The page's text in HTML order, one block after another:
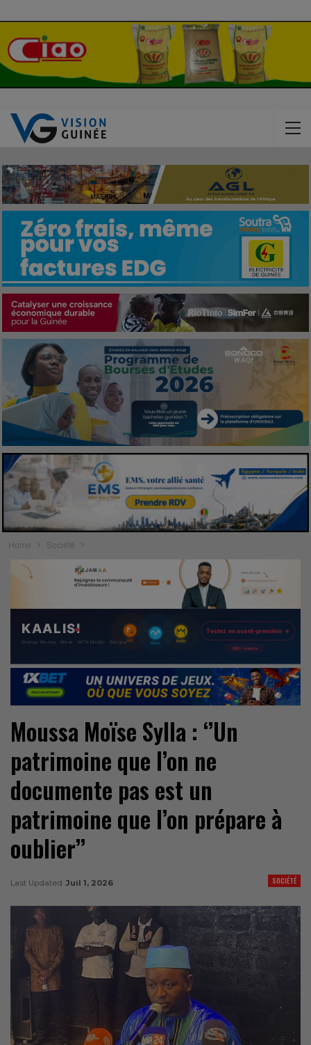
Home Société
Moussa Moïse Sylla : ‘’Un
patrimoine que l’on ne
documente pas est un
patrimoine que l’on prépare à
oublier’’
SOCIÉTÉ
Last Updated Juil 1, 2026